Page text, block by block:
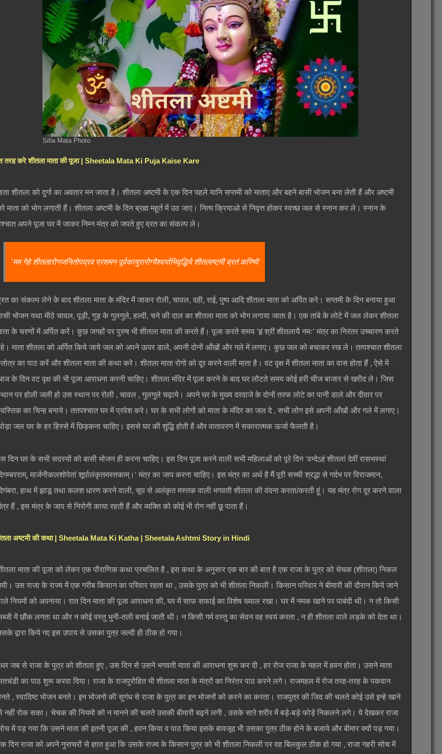
Sitla Mata Photo
तरह करे शीतला माता की पूजा | Sheetala Mata Ki Puja Kaise Kare
शीतला को दुर्गा का अवतार मन जाता है। शीतला अष्टमी के एक दिन पहले यानि सप्तमी को माताए और बहने बासी भोजन बना लेती हैं और अष्टमी
माता को भोग लगाती हैं। शीतला अष्टमी के दिन ब्रह्म महूर्त में उठ जाए। नित्य क्रियाओ से निवृत्त होकर स्वच्छ जल से स्नान कर ले। स्नान के
अपने पूजा घर में जाकर निम्न मंत्र को जपते हुए व्रत का संकल्प ले।
‘मम गेहे शीतलारोगजनितोपद्रव प्रशमन पूर्वकायुरारोग्यैश्वर्याभिवृद्धिये शीतलाष्टमी व्रतं करिष्ये‘
का संकल्प लेने के बाद शीतला माता के मंदिर में जाकर रोली, चावल, दही, राई, पुष्प आदि शीतला माता को अर्पित करे। सप्तमी के दिन बनाया हुआ
भोजन यथा मीठे चावल, पूड़ी, गुड़ के गुलगुले, हल्दी, चने की दाल का शीतला माता को भोग लगाया जाता है। एक तांबे के लोटे में जल लेकर शीतला
के चरणों में अर्पित करें। कुछ जगहों पर पुरुष भी शीतला माता की करते हैं। पूजा करते समय ‘हृं श्रीं शीतलायै नमः‘ मंत्र का निरंतर उच्चारण करते
माता शीतला को अर्पित किये जाये जल को अपने ऊपर डाले, अपनी दोनों आँखों और गले में लगाए। कुछ जल को बचाकर रख ले। तत्पश्चात शीतला
का पाठ करें और शीतला माता की कथा करे। शीतला माता रोगो को दूर करने वाली माता है। वट वृक्ष में शीतला माता का वास होता हैं , ऐसे में
के दिन वट वृक्ष की भी पूजा आराधना करनी चाहिए। शीतला मंदिर में पूजा करने के बाद घर लौटते समय कोई हरी चीज बाजार से खरीद ले। जिस
पर होली जली हो उस स्थान पर रोली , चावल , गुलगुले चढ़ाये। अपने घर के मुख्य दरवाजे के दोनों तरफ लोटे का पानी डाले और दीवार पर
का चिन्ह बनाये। ततपश्चात घर में प्रवेश करे। घर के सभी लोगों को माता के मंदिर का जल दे , सभी लोग इसे अपनी आँखों और गले में लगाए।
जल घर के हर हिस्से में छिड़कना चाहिए। इससे घर की शुद्धि होती है और वातावरण में सकारात्मक ऊर्जा फैलती है।
दिन घर के सभी सदस्यों को बासी भोजन ही करना चाहिए। इस दिन पूजा करने वाली सभी महिलाओं को पूरे दिन ‘वन्देऽहं शीतलां देवीं रासभस्थां
मार्जनीकलशोपेतां शूर्पालंकृतमस्तकाम्।‘ मंत्र का जाप करना चाहिए। इस मंत्र का अर्थ है मैं पूरी सच्ची श्रद्धा से गर्दभ पर विराजमान,
हाथ में झाडू तथा कलश धारण करने वाली, सूप से अलंकृत मस्तक वाली भगवती शीतला की वंदना करता/करती हूं। यह मंत्र रोग दूर करने वाला
हैं , इस मंत्र के जाप से निरोगी काया रहती हैं और व्यक्ति को कोई भी रोग नहीं छू पाता हैं।
अष्टमी की कथा | Sheetala Mata Ki Katha | Sheetala Ashtmi Story in Hindi
माता की पूजा को लेकर एक पौराणिक कथा प्रचलित है , इस कथा के अनुसार एक बार की बात है एक राजा के पुत्र को चेचक (शीतला) निकल
उस राजा के राज्य में एक गरीब किसान का परिवार रहता था , उसके पुत्र को भी शीतला निकली। किसान परिवार ने बीमारी की दौरान किये जाने
नियमों को अपनाया। रात दिन माता की पूजा आराधना की, घर में साफ सफाई का विशेष ख्याल रखा। घर में नमक खाने पर पाबंदी थी। न तो किसी
में छौंक लगता था और न कोई वस्तु भुनी-तली बनाई जाती थी। न किसी गर्म वस्तु का सेवन वह स्वयं करता , न ही शीतला वाले लड़के को देता था।
द्वारा किये गए इस उपाय से उसका पुत्र जल्दी ही ठीक हो गया।
जब से राजा के पुत्र को शीतला हुए , उस दिन से उसने भगवती माता की आराधना शुरू कर दी , हर रोज राजा के महल में हवन होता। उसने माता
का पाठ शुरू करवा दिया। राजा के राजपुरोहित भी शीतला माता के मंत्रों का निरंतर पाठ करने लगे। राजमहल में रोज तरह-तरह के पकवान
, स्वादिष्ट भोजन बनते। इन भोजनो की सुगंध से राजा के पुत्र का इन भोजनों को करने का करता। राजपुत्र की जिद की चलते कोई उसे इन्हे खाने
नहीं रोक सका। चेचक की नियमो को न मानने की चलते उसकी बीमारी बढ़ने लगी , उसके सारे शरीर में बड़े-बड़े फोड़े निकलने लगे। ये देखकर राजा
में पड़ गया कि उसने माता की इतनी पूजा की , हवन किया व पाठ किया इसके बावजूद भी उसका पुत्र ठीक होने के बजाये और बीमार क्यों पड़ गया।
दिन राजा को अपने गुप्तचरों से ज्ञात हुआ कि उसके राज्य के किसान पुत्र को भी शीतला निकली पर वह बिलकुल ठीक हो गया , राजा गहरी सोच में